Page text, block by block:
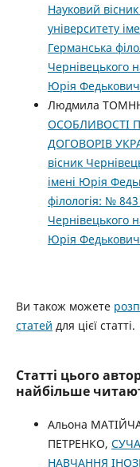
Науковий
університету
Германська
Чернівецького
Юрія
Людмила
ОСОБЛИВОСТІ
ДОГОВОРІВ
вісник
імені Юрія
філологія: №
Чернівецького
Юрія
Ви також можете
статей для цієї статті.
Статті цього
найбільше
Альона
ПЕТРЕНКО,
НАВЧАННЯ